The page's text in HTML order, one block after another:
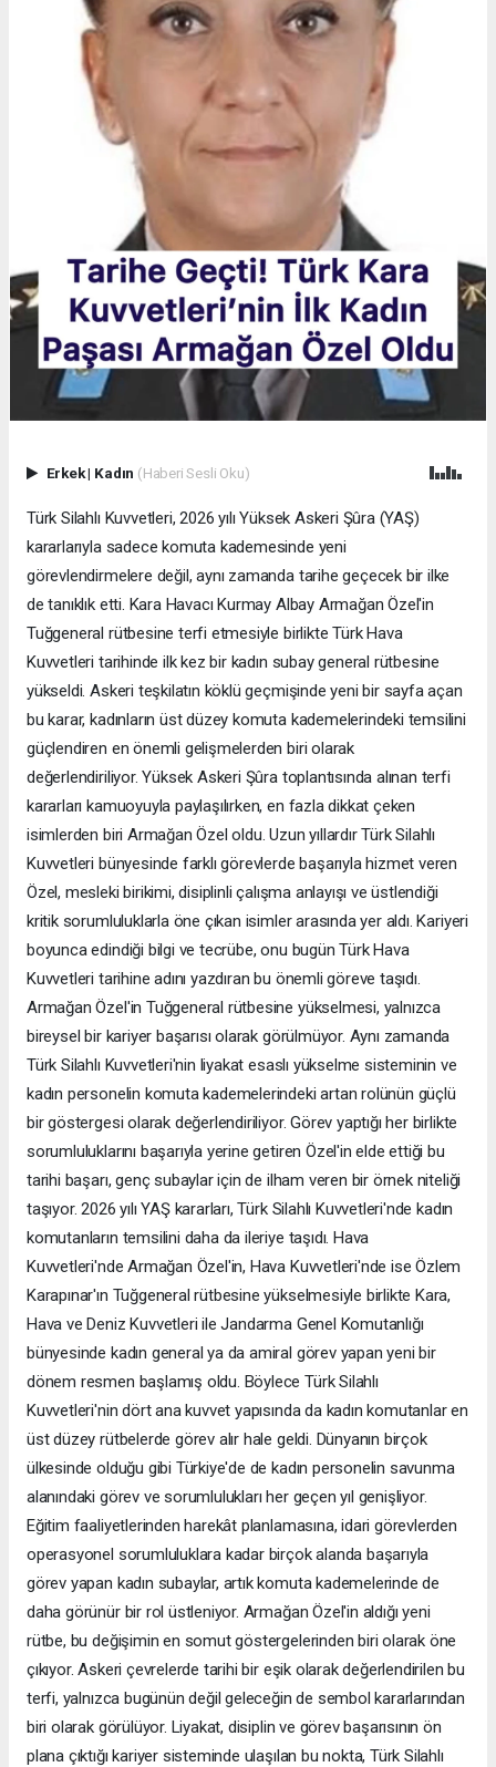
Erkek| Kadın (Haberi Sesli Oku)
Türk Silahlı Kuvvetleri, 2026 yılı Yüksek Askeri Şûra (YAŞ)
kararlarıyla sadece komuta kademesinde yeni
görevlendirmelere değil, aynı zamanda tarihe geçecek bir ilke
de tanıklık etti. Kara Havacı Kurmay Albay Armağan Özel'in
Tuğgeneral rütbesine terfi etmesiyle birlikte Türk Hava
Kuvvetleri tarihinde ilk kez bir kadın subay general rütbesine
yükseldi. Askeri teşkilatın köklü geçmişinde yeni bir sayfa açan
bu karar, kadınların üst düzey komuta kademelerindeki temsilini
güçlendiren en önemli gelişmelerden biri olarak
değerlendiriliyor. Yüksek Askeri Şûra toplantısında alınan terfi
kararları kamuoyuyla paylaşılırken, en fazla dikkat çeken
isimlerden biri Armağan Özel oldu. Uzun yıllardır Türk Silahlı
Kuvvetleri bünyesinde farklı görevlerde başarıyla hizmet veren
Özel, mesleki birikimi, disiplinli çalışma anlayışı ve üstlendiği
kritik sorumluluklarla öne çıkan isimler arasında yer aldı. Kariyeri
boyunca edindiği bilgi ve tecrübe, onu bugün Türk Hava
Kuvvetleri tarihine adını yazdıran bu önemli göreve taşıdı.
Armağan Özel'in Tuğgeneral rütbesine yükselmesi, yalnızca
bireysel bir kariyer başarısı olarak görülmüyor. Aynı zamanda
Türk Silahlı Kuvvetleri'nin liyakat esaslı yükselme sisteminin ve
kadın personelin komuta kademelerindeki artan rolünün güçlü
bir göstergesi olarak değerlendiriliyor. Görev yaptığı her birlikte
sorumluluklarını başarıyla yerine getiren Özel'in elde ettiği bu
tarihi başarı, genç subaylar için de ilham veren bir örnek niteliği
taşıyor. 2026 yılı YAŞ kararları, Türk Silahlı Kuvvetleri'nde kadın
komutanların temsilini daha da ileriye taşıdı. Hava
Kuvvetleri'nde Armağan Özel'in, Hava Kuvvetleri'nde ise Özlem
Karapınar'ın Tuğgeneral rütbesine yükselmesiyle birlikte Kara,
Hava ve Deniz Kuvvetleri ile Jandarma Genel Komutanlığı
bünyesinde kadın general ya da amiral görev yapan yeni bir
dönem resmen başlamış oldu. Böylece Türk Silahlı
Kuvvetleri'nin dört ana kuvvet yapısında da kadın komutanlar en
üst düzey rütbelerde görev alır hale geldi. Dünyanın birçok
ülkesinde olduğu gibi Türkiye'de de kadın personelin savunma
alanındaki görev ve sorumlulukları her geçen yıl genişliyor.
Eğitim faaliyetlerinden harekât planlamasına, idari görevlerden
operasyonel sorumluluklara kadar birçok alanda başarıyla
görev yapan kadın subaylar, artık komuta kademelerinde de
daha görünür bir rol üstleniyor. Armağan Özel'in aldığı yeni
rütbe, bu değişimin en somut göstergelerinden biri olarak öne
çıkıyor. Askeri çevrelerde tarihi bir eşik olarak değerlendirilen bu
terfi, yalnızca bugünün değil geleceğin de sembol kararlarından
biri olarak görülüyor. Liyakat, disiplin ve görev başarısının ön
plana çıktığı kariyer sisteminde ulaşılan bu nokta, Türk Silahlı